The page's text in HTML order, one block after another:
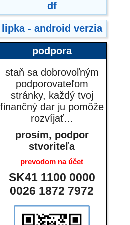
df
lipka - android verzia
podpora
staň sa dobrovoľným
podporovateľom
stránky, každý tvoj
finančný dar ju pomôže
rozvíjať...
prosím, podpor
stvoriteľa
prevodom na účet
SK41 1100 0000
0026 1872 7972